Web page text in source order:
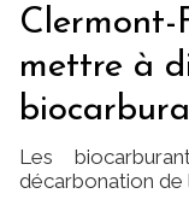
Clermont-
mettre à
Les
décarbonation de